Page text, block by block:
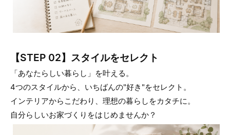
【STEP 02】スタイルをセレクト
「あなたらしい暮らし」を叶える。
4つのスタイルから、いちばんの"好き"をセレクト。
インテリアからこだわり、理想の暮らしをカタチに。
自分らしいお家づくりをはじめませんか？